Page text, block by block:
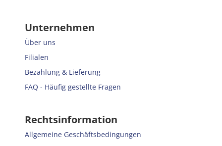
Unternehmen
Über uns
Filialen
Bezahlung & Lieferung
FAQ - Häufig gestellte Fragen
Rechtsinformation
Allgemeine Geschäftsbedingungen